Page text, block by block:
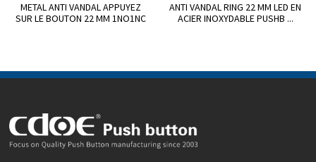
METAL ANTI VANDAL APPUYEZ
SUR LE BOUTON 22 MM 1NO1NC
ANTI VANDAL RING 22 MM LED EN
ACIER INOXYDABLE PUSHB ...